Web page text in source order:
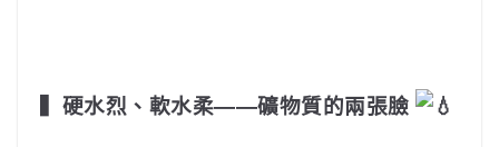
▍硬水烈、軟水柔——礦物質的兩張臉